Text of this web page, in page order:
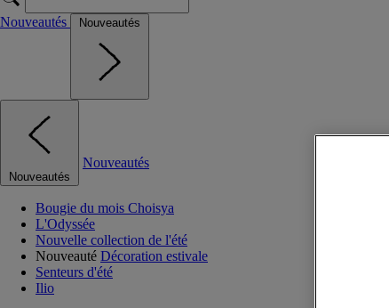
Nouveautés Nouveautés
Nouveautés
Nouveautés
Bougie du mois Choisya
L'Odyssée
Nouvelle collection de l'été
Nouveauté Décoration estivale
Senteurs d'été
Ilio